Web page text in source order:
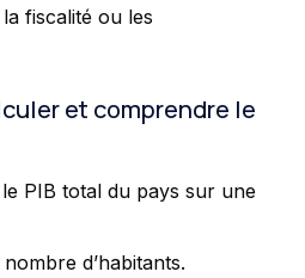
fiscalité ou les
et comprendre le
PIB total du pays sur une
d’habitants.